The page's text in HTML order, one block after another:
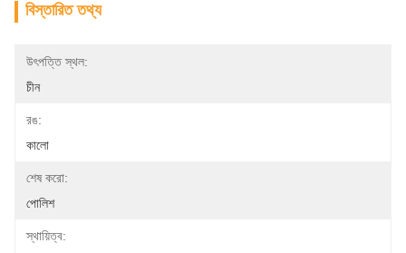
বিস্তারিত তথ্য
উৎপত্তি স্থল:
চীন
রঙ:
কালো
শেষ করো:
পোলিশ
স্থায়িত্ব: